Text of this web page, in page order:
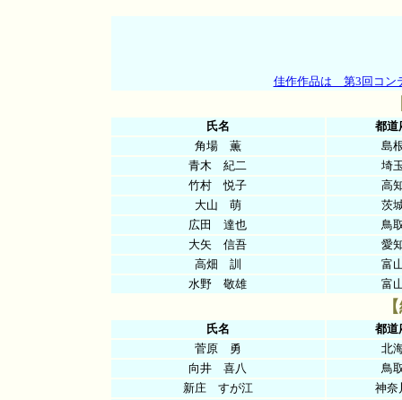
佳作作品は 第3回コン
氏名
都道
角場 薫
島
青木 紀二
埼
竹村 悦子
高
大山 萌
茨
広田 達也
鳥
大矢 信吾
愛
高畑 訓
富
水野 敬雄
富
氏名
都道
菅原 勇
北
向井 喜八
鳥
新庄 すが江
神奈